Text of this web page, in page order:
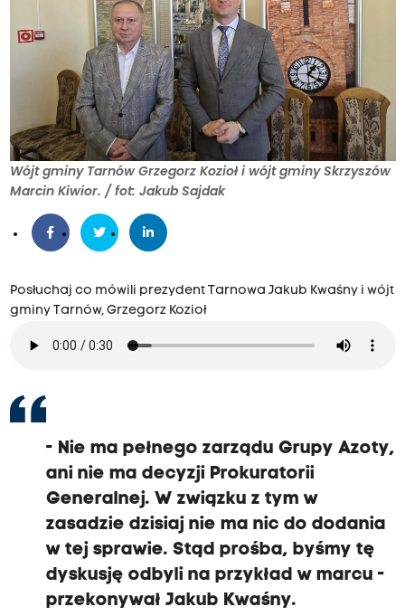
Wójt gminy Tarnów Grzegorz Kozioł i wójt gminy Skrzyszów
Marcin Kiwior. / fot: Jakub Sajdak
Posłuchaj co mówili prezydent Tarnowa Jakub Kwaśny i wójt
gminy Tarnów, Grzegorz Kozioł
- Nie ma pełnego zarządu Grupy Azoty,
ani nie ma decyzji Prokuratorii
Generalnej. W związku z tym w
zasadzie dzisiaj nie ma nic do dodania
w tej sprawie. Stąd prośba, byśmy tę
dyskusję odbyli na przykład w marcu -
przekonywał Jakub Kwaśny.